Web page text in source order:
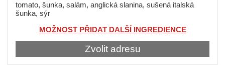
tomato, šunka, salám, anglická slanina, sušená italská
šunka, sýr
MOŽNOST PŘIDAT DALŠÍ INGREDIENCE
Zvolit adresu